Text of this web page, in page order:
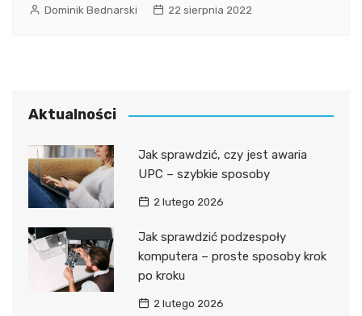
Dominik Bednarski 22 sierpnia 2022
Aktualności
Jak sprawdzić, czy jest awaria
UPC – szybkie sposoby
2 lutego 2026
Jak sprawdzić podzespoły
komputera – proste sposoby krok
po kroku
2 lutego 2026